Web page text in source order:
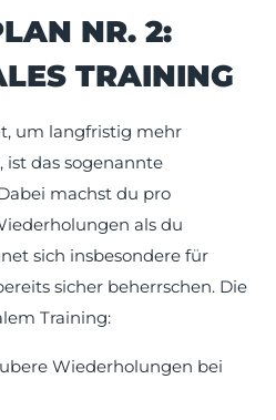
NR. 2:
TRAINING
um langfristig mehr
ist das sogenannte
machst du pro
als du
sich insbesondere für
sicher beherrschen. Die
Training:
Wiederholungen bei